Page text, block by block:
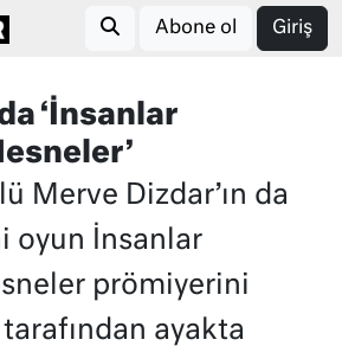
Abone ol Giriş
‘İnsanlar
Merve Dizdar’ın da
oyun İnsanlar
prömiyerini
ayakta